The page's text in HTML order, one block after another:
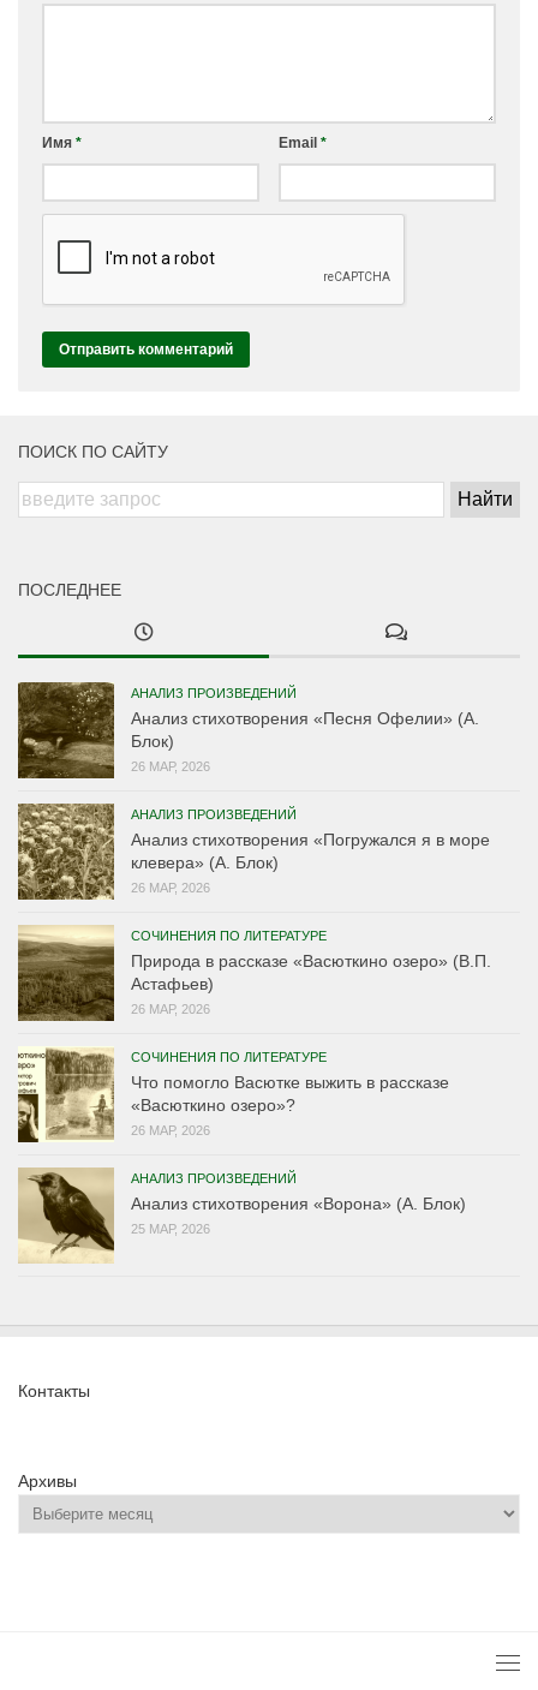
Имя * Email *
ПОИСК ПО САЙТУ
ПОСЛЕДНЕЕ
АНАЛИЗ ПРОИЗВЕДЕНИЙ
Анализ стихотворения «Песня Офелии» (А.
Блок)
26 МАР, 2026
АНАЛИЗ ПРОИЗВЕДЕНИЙ
Анализ стихотворения «Погружался я в море
клевера» (А. Блок)
26 МАР, 2026
СОЧИНЕНИЯ ПО ЛИТЕРАТУРЕ
Природа в рассказе «Васюткино озеро» (В.П.
Астафьев)
26 МАР, 2026
СОЧИНЕНИЯ ПО ЛИТЕРАТУРЕ
Что помогло Васютке выжить в рассказе
«Васюткино озеро»?
26 МАР, 2026
АНАЛИЗ ПРОИЗВЕДЕНИЙ
Анализ стихотворения «Ворона» (А. Блок)
25 МАР, 2026
Контакты
Архивы